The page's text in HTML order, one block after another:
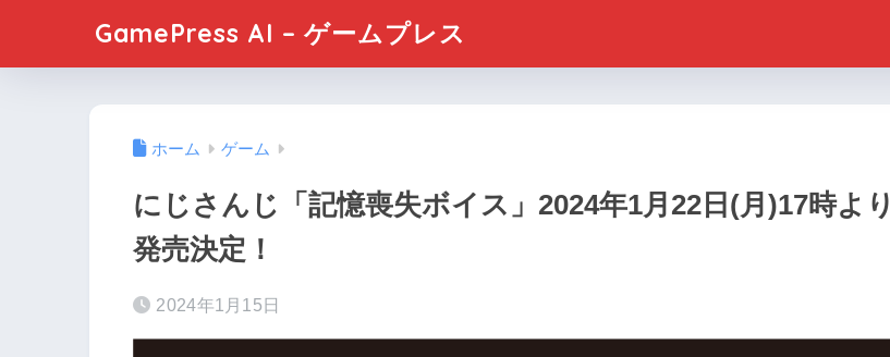
GamePress AI – ゲームプレス
ホーム ゲーム
にじさんじ「記憶喪失ボイス」2024年1月22日(月)17時より
発売決定！
2024年1月15日